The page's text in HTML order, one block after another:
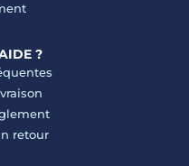
?
retour